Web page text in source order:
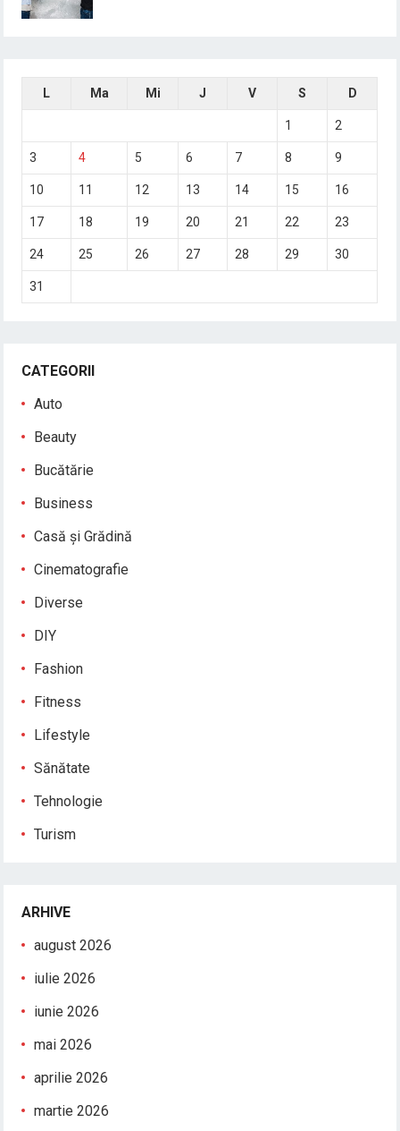
L Ma Mi J V S D
1 2
3 4 5 6 7 8 9
10 11 12 13 14 15 16
17 18 19 20 21 22 23
24 25 26 27 28 29 30
31
CATEGORII
Auto
Beauty
Bucătărie
Business
Casă și Grădină
Cinematografie
Diverse
DIY
Fashion
Fitness
Lifestyle
Sănătate
Tehnologie
Turism
ARHIVE
august 2026
iulie 2026
iunie 2026
mai 2026
aprilie 2026
martie 2026